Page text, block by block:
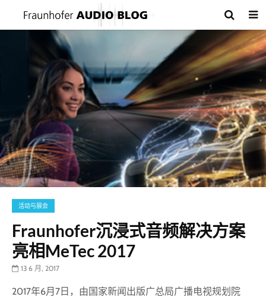
活动与展会
Fraunhofer沉浸式音频解决方案
亮相MeTec 2017
13 6 月, 2017
2017年6月7日，由国家新闻出版广总局广播电视规划院